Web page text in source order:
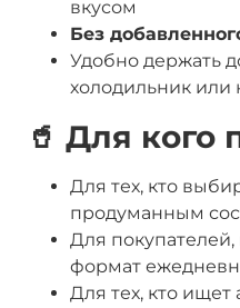
вкусом
Без
Удобно держать
холодильник или
🥤 Для кого
Для тех, кто
продуманным
Для
формат
Для тех, кто ищет